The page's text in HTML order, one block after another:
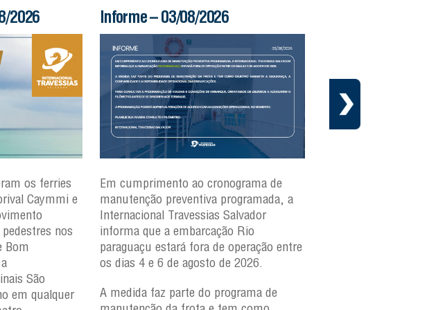
2026
os ferries
Caymmi e
nos
Bom
São
em qualquer
Informe – 03/08/2026
Em cumprimento ao cronograma de
manutenção preventiva programada, a
Internacional Travessias Salvador
informa que a embarcação Rio
paraguaçu estará fora de operação entre
os dias 4 e 6 de agosto de 2026.
A medida faz parte do programa de